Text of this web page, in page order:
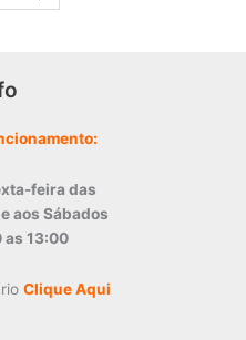
feira das
aos Sábados
as 13:00
Clique Aqui